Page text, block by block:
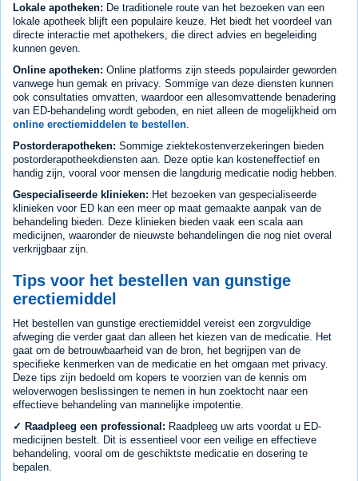
Lokale apotheken: De traditionele route van het bezoeken van een
lokale apotheek blijft een populaire keuze. Het biedt het voordeel van
directe interactie met apothekers, die direct advies en begeleiding
kunnen geven.
Online apotheken: Online platforms zijn steeds populairder geworden
vanwege hun gemak en privacy. Sommige van deze diensten kunnen
ook consultaties omvatten, waardoor een allesomvattende benadering
van ED-behandeling wordt geboden, en niet alleen de mogelijkheid om
online erectiemiddelen te bestellen
Postorderapotheken: Sommige ziektekostenverzekeringen bieden
postorderapotheekdiensten aan. Deze optie kan kosteneffectief en
handig zijn, vooral voor mensen die langdurig medicatie nodig hebben.
Gespecialiseerde klinieken: Het bezoeken van gespecialiseerde
klinieken voor ED kan een meer op maat gemaakte aanpak van de
behandeling bieden. Deze klinieken bieden vaak een scala aan
medicijnen, waaronder de nieuwste behandelingen die nog niet overal
verkrijgbaar zijn.
Tips voor het bestellen van gunstige
erectiemiddel
Het bestellen van gunstige erectiemiddel vereist een zorgvuldige
afweging die verder gaat dan alleen het kiezen van de medicatie. Het
gaat om de betrouwbaarheid van de bron, het begrijpen van de
specifieke kenmerken van de medicatie en het omgaan met privacy.
Deze tips zijn bedoeld om kopers te voorzien van de kennis om
weloverwogen beslissingen te nemen in hun zoektocht naar een
effectieve behandeling van mannelijke impotentie.
✓ Raadpleeg een professional: Raadpleeg uw arts voordat u ED-
medicijnen bestelt. Dit is essentieel voor een veilige en effectieve
behandeling, vooral om de geschiktste medicatie en dosering te
bepalen.